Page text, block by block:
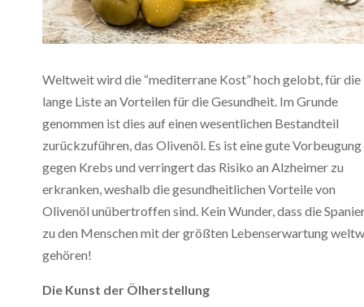
Weltweit wird die “mediterrane Kost” hoch gelobt, für die
lange Liste an Vorteilen für die Gesundheit. Im Grunde
genommen ist dies auf einen wesentlichen Bestandteil
zurückzuführen, das Olivenöl. Es ist eine gute Vorbeugung
gegen Krebs und verringert das Risiko an Alzheimer zu
erkranken, weshalb die gesundheitlichen Vorteile von
Olivenöl unübertroffen sind. Kein Wunder, dass die
zu den Menschen mit der größten Lebenserwartung
gehören!
Die Kunst der Ölherstellung